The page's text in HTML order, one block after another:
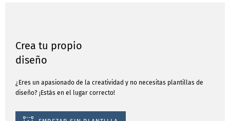
Crea tu propio
diseño
¿Eres un apasionado de la creatividad y no necesitas plantillas de
diseño? ¡Estás en el lugar correcto!